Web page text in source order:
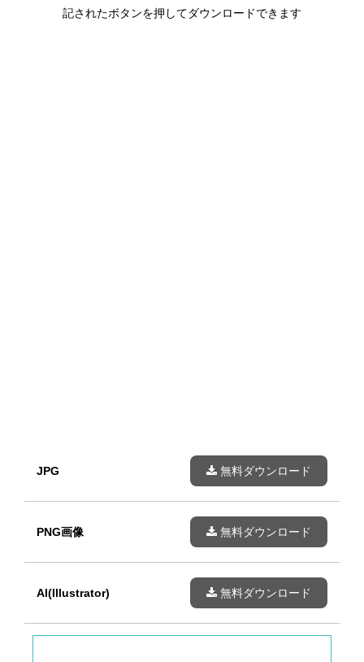
記されたボタンを押してダウンロードできます
JPG 無料ダウンロード
PNG画像 無料ダウンロード
AI(Illustrator) 無料ダウンロード